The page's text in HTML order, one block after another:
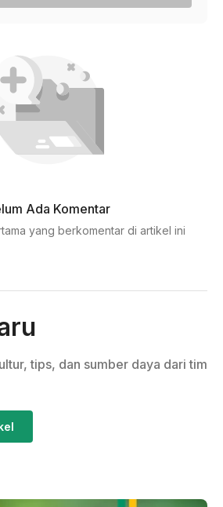
Ada Komentar
yang berkomentar di artikel ini
tips, dan sumber daya dari tim